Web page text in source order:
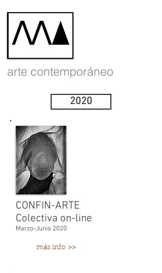
arte contemporáneo
2020
CONFIN-ARTE
Colectiva on-line
Marzo-Junio 2020
más info >>